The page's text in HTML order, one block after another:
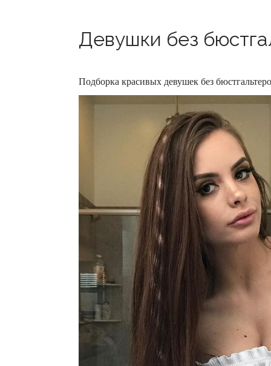
Девушки без
Подборка красивых девушек без